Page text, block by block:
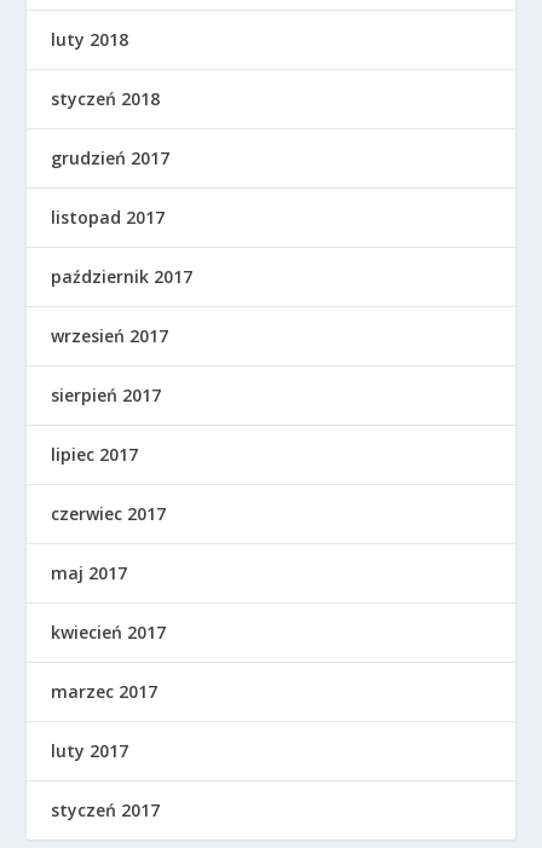
luty 2018
styczeń 2018
grudzień 2017
listopad 2017
październik 2017
wrzesień 2017
sierpień 2017
lipiec 2017
czerwiec 2017
maj 2017
kwiecień 2017
marzec 2017
luty 2017
styczeń 2017